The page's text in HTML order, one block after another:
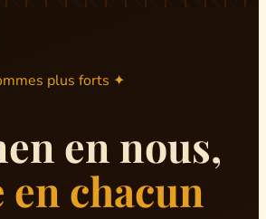
plus forts ✦
en nous,
en chacun